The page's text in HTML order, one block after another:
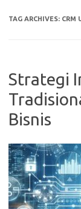
TAG ARCHIVES: CRM
Strategi
Bisnis